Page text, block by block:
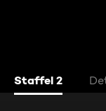
Staffel 2